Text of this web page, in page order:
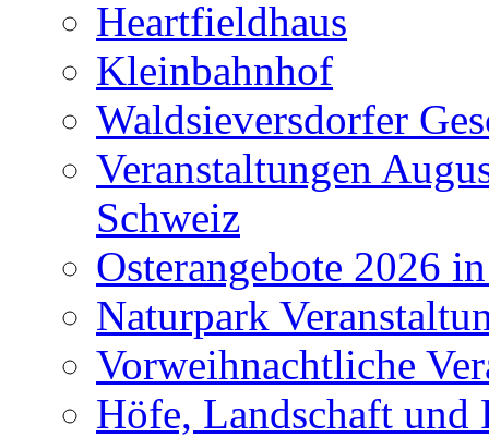
Heartfieldhaus
Kleinbahnhof
Waldsieversdorfer
Veranstaltungen
Schweiz
Osterangebote 2026
Naturpark
Vorweihnachtliche
Höfe, Landschaft und